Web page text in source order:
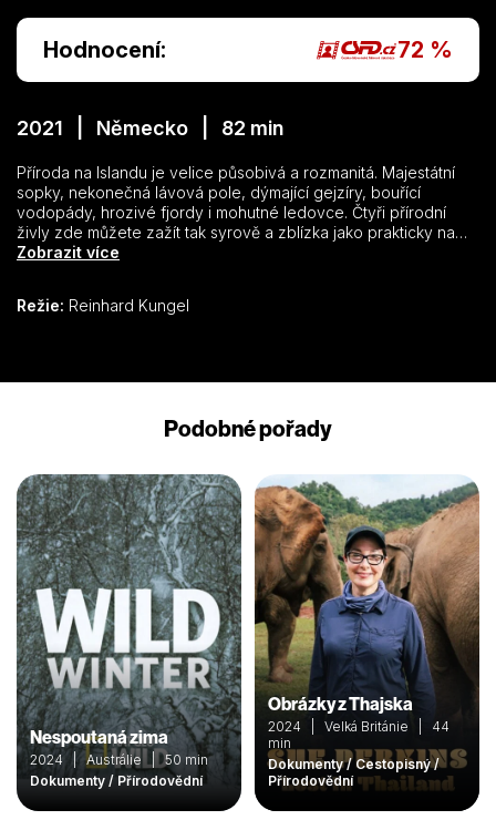
Hodnocení: 72 %
2021 | Německo | 82 min
Příroda na Islandu je velice působivá a rozmanitá. Majestátní
sopky, nekonečná lávová pole, dýmající gejzíry, bouřící
vodopády, hrozivé fjordy i mohutné ledovce. Čtyři přírodní
živly zde můžete zažít tak syrově a zblízka jako prakticky na
žádném jiném místě na Zemi. A nikde na severní polokouli není
Zobrazit více
Režie: Reinhard Kungel
Podobné pořady
Nespoutaná zima
2024 | Austrálie | 50 min
Dokumenty / Přírodovědní
Obrázky z Thajska
2024 | Velká Británie | 44
min
Dokumenty / Cestopisný /
Přírodovědní